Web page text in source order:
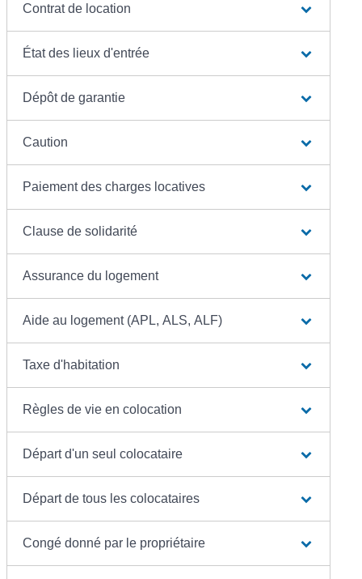
Contrat de location
État des lieux d'entrée
Dépôt de garantie
Caution
Paiement des charges locatives
Clause de solidarité
Assurance du logement
Aide au logement (APL, ALS, ALF)
Taxe d'habitation
Règles de vie en colocation
Départ d'un seul colocataire
Départ de tous les colocataires
Congé donné par le propriétaire